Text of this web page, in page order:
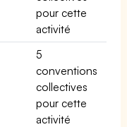
pour cette
activité
5
conventions
collectives
pour cette
activité